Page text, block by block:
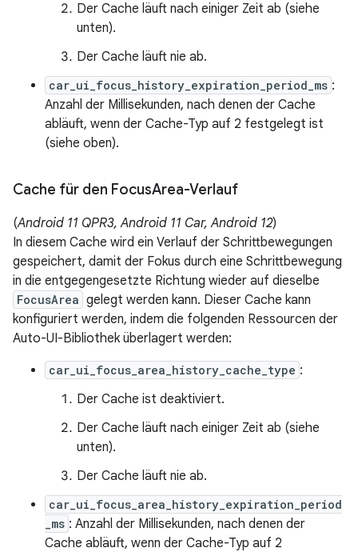
Der Cache läuft nach einiger Zeit ab (siehe
unten).
Der Cache läuft nie ab.
car_ui_focus_history_expiration_period_ms :
Anzahl der Millisekunden, nach denen der Cache
abläuft, wenn der Cache-Typ auf 2 festgelegt ist
(siehe oben).
Cache für den FocusArea-Verlauf
(Android 11 QPR3, Android 11 Car, Android 12)
In diesem Cache wird ein Verlauf der Schrittbewegungen
gespeichert, damit der Fokus durch eine Schrittbewegung
in die entgegengesetzte Richtung wieder auf dieselbe
FocusArea gelegt werden kann. Dieser Cache kann
konfiguriert werden, indem die folgenden Ressourcen der
Auto-UI-Bibliothek überlagert werden:
car_ui_focus_area_history_cache_type :
Der Cache ist deaktiviert.
Der Cache läuft nach einiger Zeit ab (siehe
unten).
Der Cache läuft nie ab.
car_ui_focus_area_history_expiration_period
_ms : Anzahl der Millisekunden, nach denen der
Cache abläuft, wenn der Cache-Typ auf 2